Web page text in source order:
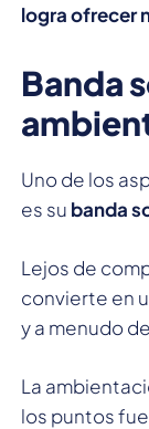
logra ofrecer
Banda
Uno de los
es su banda
Lejos de
convierte en
y a menudo
La
los puntos